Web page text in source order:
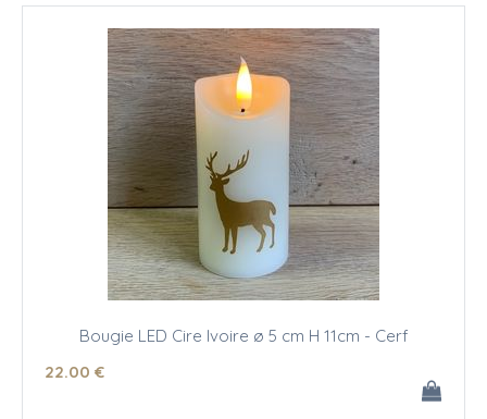
Bougie LED Cire Ivoire ø 5 cm H 11cm - Cerf
22.00 €